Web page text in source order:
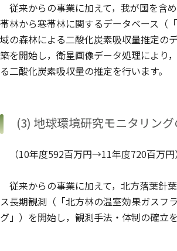
従来からの事業に加えて，我が国を含
帯林から寒帯林に関するデータベース（
域の森林による二酸化炭素吸収量推定の
築を開始し，衛星画像データ処理により
る二酸化炭素吸収量の推定を行います。
(3) 地球環境研究モニタリン
（10年度592百万円→11年度720百万円）
従来からの事業に加えて，北方落葉針
ス長期観測（「北方林の温室効果ガスフ
グ」）を開始し，観測手法・体制の確立を